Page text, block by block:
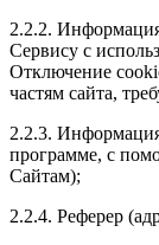
2.2.2.
Сервису с
Отключение
частям сайта,
2.2.3.
программе, с
Сайтам);
2.2.4. Реферер